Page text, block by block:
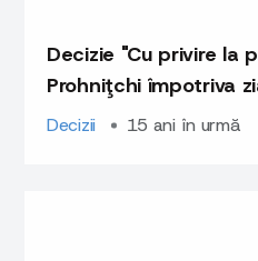
Decizie "Cu privire la
Prohniţchi împotriva
Suverană”
Decizii 15 ani în urmă